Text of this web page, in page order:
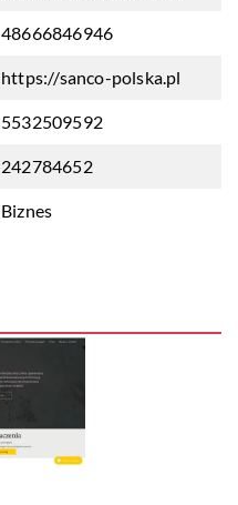
48666846946
https://sanco-polska.pl
5532509592
242784652
Biznes